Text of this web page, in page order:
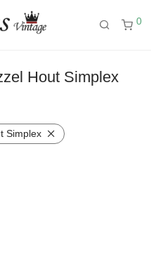
0
Hout Simplex
Simplex